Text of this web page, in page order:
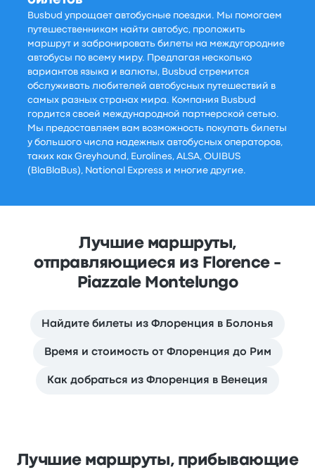
Busbud упрощает автобусные поездки. Мы помогаем
путешественникам найти автобус, проложить
маршрут и забронировать билеты на междугородние
автобусы по всему миру. Предлагая несколько
вариантов языка и валюты, Busbud стремится
обслуживать любителей автобусных путешествий в
самых разных странах мира. Компания Busbud
гордится своей международной партнерской сетью.
Мы предоставляем вам возможность покупать билеты
у большого числа надежных автобусных операторов,
таких как Greyhound, Eurolines, ALSA, OUIBUS
(BlaBlaBus), National Express и многие другие.
Лучшие маршруты,
отправляющиеся из Florence -
Piazzale Montelungo
Найдите билеты из Флоренция в Болонья
Время и стоимость от Флоренция до Рим
Как добраться из Флоренция в Венеция
Лучшие маршруты, прибывающие